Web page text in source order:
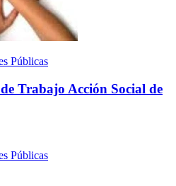
Públicas
Trabajo Acción Social de
Públicas